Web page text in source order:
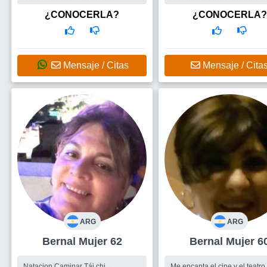
¿CONOCERLA?
Mensaje / Citas
adapto a las circunstancias, y
puedo ser casual y deportiva o
sofisticada y e...
charlas, cariño o hasta
silencios....
¿CONOCERLA?
Mensaje /
ARG
Bernal Mujer 62
ARG
Bernal Mujer